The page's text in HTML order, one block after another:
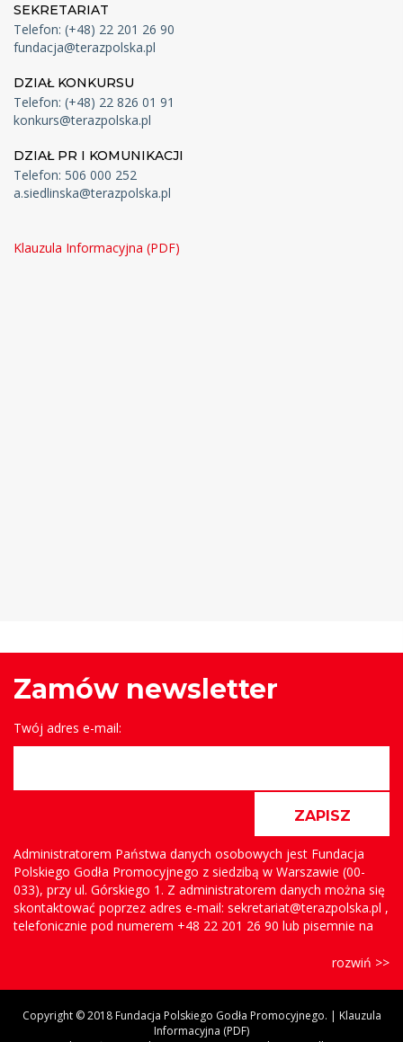
SEKRETARIAT
Telefon: (+48) 22 201 26 90
fundacja@terazpolska.pl
DZIAŁ KONKURSU
Telefon: (+48) 22 826 01 91
konkurs@terazpolska.pl
DZIAŁ PR I KOMUNIKACJI
Telefon: 506 000 252
a.siedlinska@terazpolska.pl
Klauzula Informacyjna (PDF)
Zamów newsletter
Twój adres e-mail:
ZAPISZ
Administratorem Państwa danych osobowych jest Fundacja
Polskiego Godła Promocyjnego z siedzibą w Warszawie (00-
033), przy ul. Górskiego 1. Z administratorem danych można się
skontaktować poprzez adres e-mail: sekretariat@terazpolska.pl ,
telefonicznie pod numerem +48 22 201 26 90 lub pisemnie na
administratora. Uzasadnionymi interesami administratora jest
prowadzenie newslettera i informowanie osób
rozwiń >>
Copyright © 2018 Fundacja Polskiego Godła Promocyjnego. | Klauzula
Informacyjna (PDF)